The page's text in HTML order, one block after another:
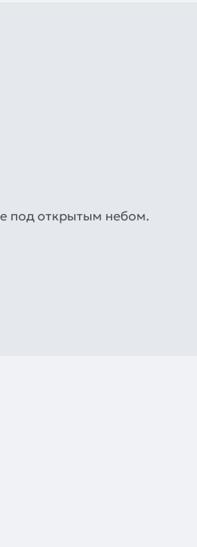
под открытым небом.